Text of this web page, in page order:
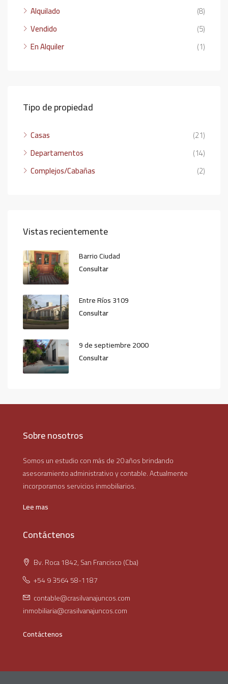
Alquilado
(8)
Vendido
(5)
En Alquiler
(1)
Tipo de propiedad
Casas
(21)
Departamentos
(14)
Complejos/Cabañas
(2)
Vistas recientemente
Barrio Ciudad
Consultar
Entre Ríos 3109
Consultar
9 de septiembre 2000
Consultar
Sobre nosotros
Somos un estudio con más de 20 años brindando
asesoramiento administrativo y contable. Actualmente
incorporamos servicios inmobiliarios.
Lee mas
Contáctenos
Bv. Roca 1842, San Francisco (Cba)
+54 9 3564 58-1187
contable@crasilvanajuncos.com
inmobiliaria@crasilvanajuncos.com
Contáctenos